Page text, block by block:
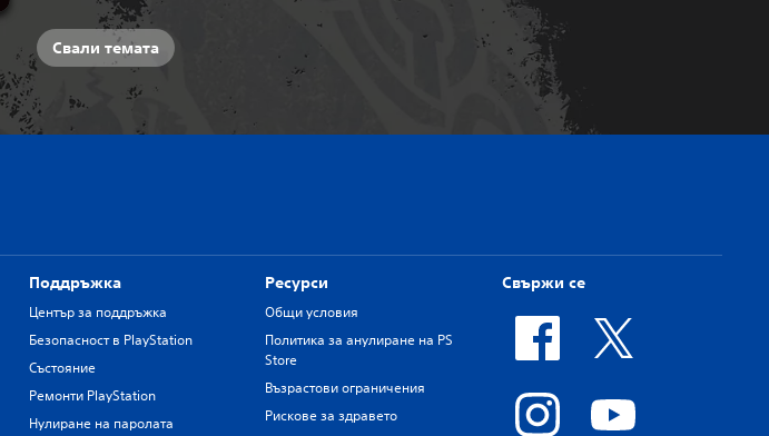
Свали темата
Поддръжка
Център за поддръжка
Безопасност в PlayStation
Състояние
Ремонти PlayStation
Нулиране на паролата
Ресурси
Общи условия
Политика за анулиране на PS
Store
Възрастови ограничения
Рискове за здравето
Свържи се